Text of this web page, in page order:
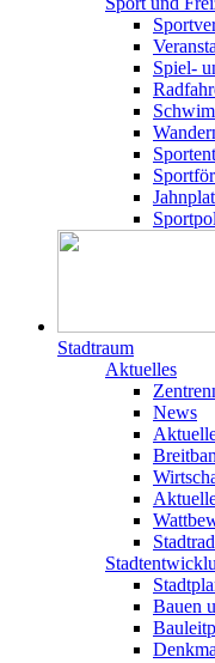
Spiel-
Stadtraum
Aktuelles
News
Bauen